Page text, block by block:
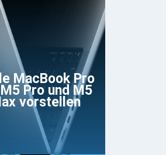
MacBook Pro
Pro und M5
vorstellen